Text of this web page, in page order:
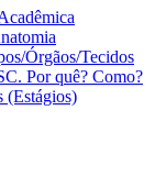
Órgãos/Tecidos
Por quê? Como?
(Estágios)